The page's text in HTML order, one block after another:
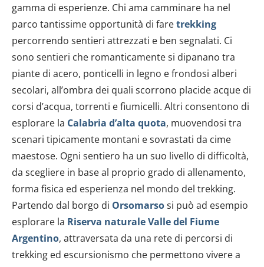
gamma di esperienze. Chi ama camminare ha nel
parco tantissime opportunità di faretrekking
percorrendo sentieri attrezzati e ben segnalati. Ci
sono sentieri che romanticamente si dipanano tra
piante di acero, ponticelli in legno e frondosi alberi
secolari, all’ombra dei quali scorrono placide acque di
corsi d’acqua, torrenti e fiumicelli. Altri consentono di
esplorare la Calabria d’alta quota, muovendosi tra
scenari tipicamente montani e sovrastati da cime
maestose. Ogni sentiero ha un suo livello di difficoltà,
da scegliere in base al proprio grado di allenamento,
forma fisica ed esperienza nel mondo del trekking.
Partendo dal borgo di Orsomarsosi può ad esempio
esplorare la Riserva naturale Valle del Fiume
Argentino, attraversata da una rete di percorsi di
trekking ed escursionismo che permettono vivere a